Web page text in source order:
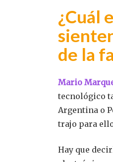
¿Cuál
de la
Mario
tecnológico
Argentina o
trajo para
Hay que